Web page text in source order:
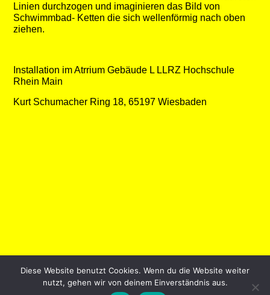
Linien durchzogen und imaginieren das Bild von
Schwimmbad- Ketten die sich wellenförmig nach oben
ziehen.
Installation im Atrrium Gebäude L LLRZ Hochschule
Rhein Main
Kurt Schumacher Ring 18, 65197 Wiesbaden
Diese Website benutzt Cookies. Wenn du die Website weiter
nutzt, gehen wir von deinem Einverständnis aus.